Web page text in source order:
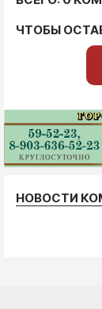
ЧТОБЫ
НОВОСТИ